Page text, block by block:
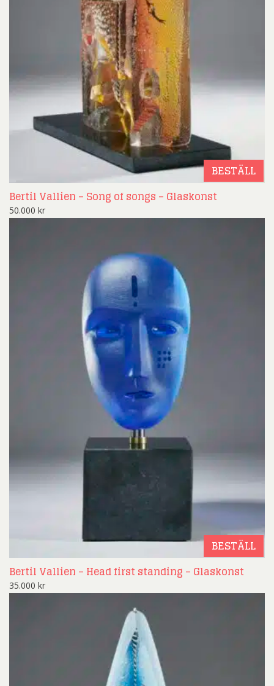
BESTÄLL
Bertil Vallien – Song of songs – Glaskonst
50.000 kr
BESTÄLL
Bertil Vallien – Head first standing – Glaskonst
35.000 kr